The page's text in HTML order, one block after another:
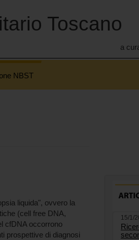
Toscano
a
NBST
liquida", ovvero la
(cell free DNA,
cfDNA occorrono
prospettive di diagnosi
15/1/